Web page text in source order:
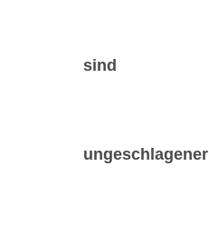
sind
ungeschlagener